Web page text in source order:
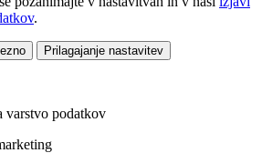
.
Prilagajanje nastavitev
varstvo podatkov